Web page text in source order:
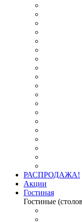
РАСПРОДАЖА!
Акции
Гостиная
Гостиные